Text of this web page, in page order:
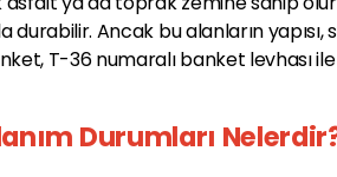
Ancak bu alanların yapısı,
T-36 numaralı banket levhası
Durumları